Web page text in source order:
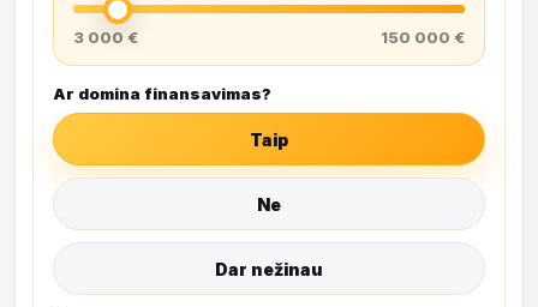
3 000 € 150 000 €
Ar domina finansavimas?
Taip
Ne
Dar nežinau